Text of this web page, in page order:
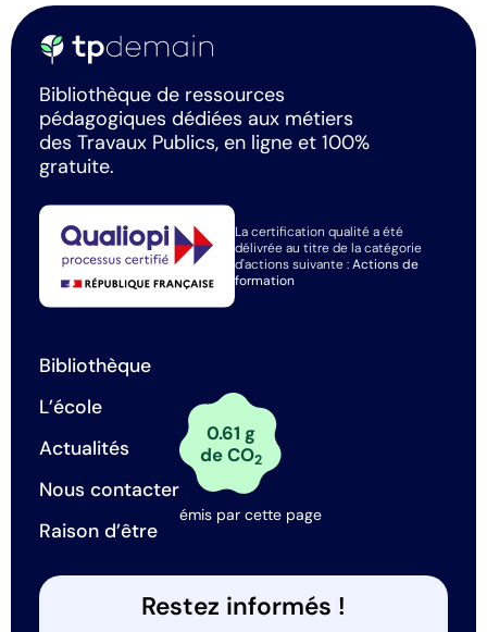
Bibliothèque de ressources
pédagogiques dédiées aux métiers
des Travaux Publics, en ligne et 100%
gratuite.
La certification qualité a été
délivrée au titre de la catégorie
d'actions suivante :Actions de
formation
Bibliothèque
L’école
Actualités
Nous contacter
Raison d’être
0.61 g
de CO2
émis par cette page
Restez informés !